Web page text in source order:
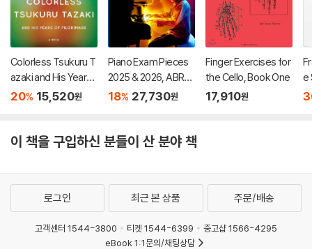
Colorless Tsukuru T
azaki and His Years
of Pilgrimage
20% 15,520원
Piano Exam Pieces
2025 & 2026, ABRS
M Grade 4
18% 27,730원
Finger Exercises for
the Cello, Book One
17,910원
e
이 책을 구입하신 분들이 산 분야 책
로그인 최근 본 상품 주문/배송
고객센터 1544-3800 티켓 1544-6399
중고샵 1566-4295
eBook 1:1문의/채팅상담